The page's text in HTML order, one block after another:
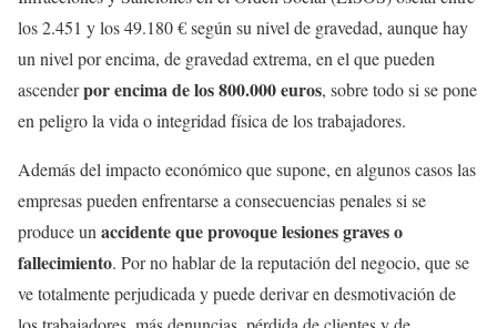
los 2.451 y los 49.180 € según su nivel de gravedad, aunque hay
un nivel por encima, de gravedad extrema, en el que pueden
ascenderpor encima de los 800.000 euros, sobre todo si se pone
en peligro la vida o integridad física de los trabajadores.
Además del impacto económico que supone, en algunos casos las
empresas pueden enfrentarse a consecuencias penales si se
produce un accidente que provoque lesiones graves o
fallecimiento. Por no hablar de la reputación del negocio, que se
ve totalmente perjudicada y puede derivar en desmotivación de